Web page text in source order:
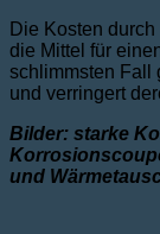
Die Kosten
die Mittel für
schlimmsten Fall
und verringert
Bilder: starke
und